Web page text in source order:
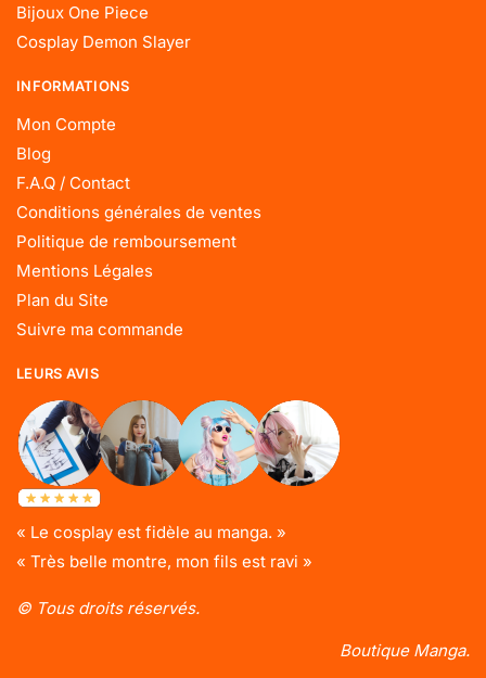
Bijoux One Piece
Cosplay Demon Slayer
INFORMATIONS
Mon Compte
Blog
F.A.Q / Contact
Conditions générales de ventes
Politique de remboursement
Mentions Légales
Plan du Site
Suivre ma commande
LEURS AVIS
« Le cosplay est fidèle au manga. »
« Très belle montre, mon fils est ravi »
© Tous droits réservés.
Boutique Manga.